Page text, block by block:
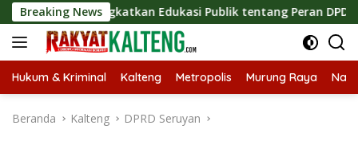
Langsung
ke
konten
Breaking News
Tingkatkan Edukasi Publik tentang Peran DPD RI
Hukum & Kriminal Kalteng Metropolis Murung Raya
Beranda Kalteng DPRD Seruyan